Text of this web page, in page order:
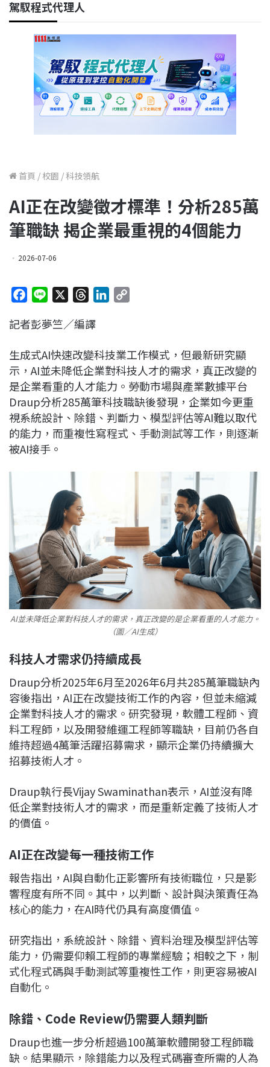
駕馭程式代理人